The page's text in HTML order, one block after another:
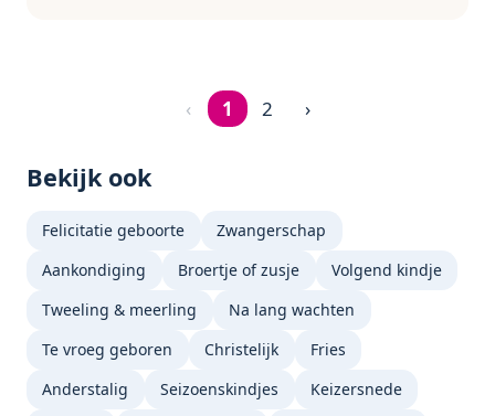
Pagina 1 van 2
‹ 1 2 ›
Bekijk ook
Felicitatie geboorte
Zwangerschap
Aankondiging
Broertje of zusje
Volgend kindje
Tweeling & meerling
Na lang wachten
Te vroeg geboren
Christelijk
Fries
Anderstalig
Seizoenskindjes
Keizersnede